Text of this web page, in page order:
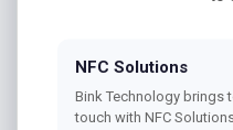
gerçekleştirebiliyorlar.
NFC Solutions
Bink Technology brings
touch with NFC